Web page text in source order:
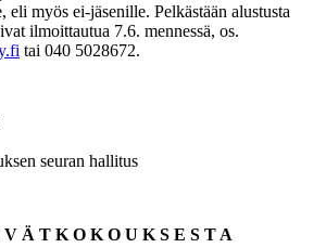
myös ei-jäsenille. Pelkästään alustusta
ilmoittautua 7.6. mennessä, os.
tai 040 5028672.
seuran hallitus
V Ä T K O K O U K S E S T A